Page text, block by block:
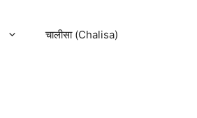
चालीसा (Chalisa)